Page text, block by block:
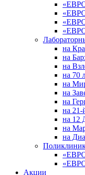
на
на
на
на 70
на
на
на
на
на 12
на
на
Акции